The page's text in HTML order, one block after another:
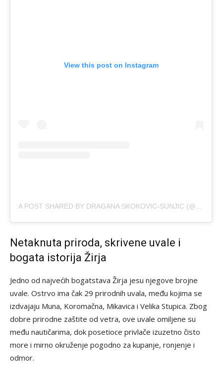
View this post on Instagram
A POST SHARED BY DRAGANA SKOKOVIC-SUNJIC (@PROBIOTICDR)
Netaknuta priroda, skrivene uvale i
bogata istorija Žirja
Jedno od najvećih bogatstava Žirja jesu njegove brojne
uvale. Ostrvo ima čak 29 prirodnih uvala, među kojima se
izdvajaju Muna, Koromačna, Mikavica i Velika Stupica. Zbog
dobre prirodne zaštite od vetra, ove uvale omiljene su
među nautičarima, dok posetioce privlače izuzetno čisto
more i mirno okruženje pogodno za kupanje, ronjenje i
odmor.